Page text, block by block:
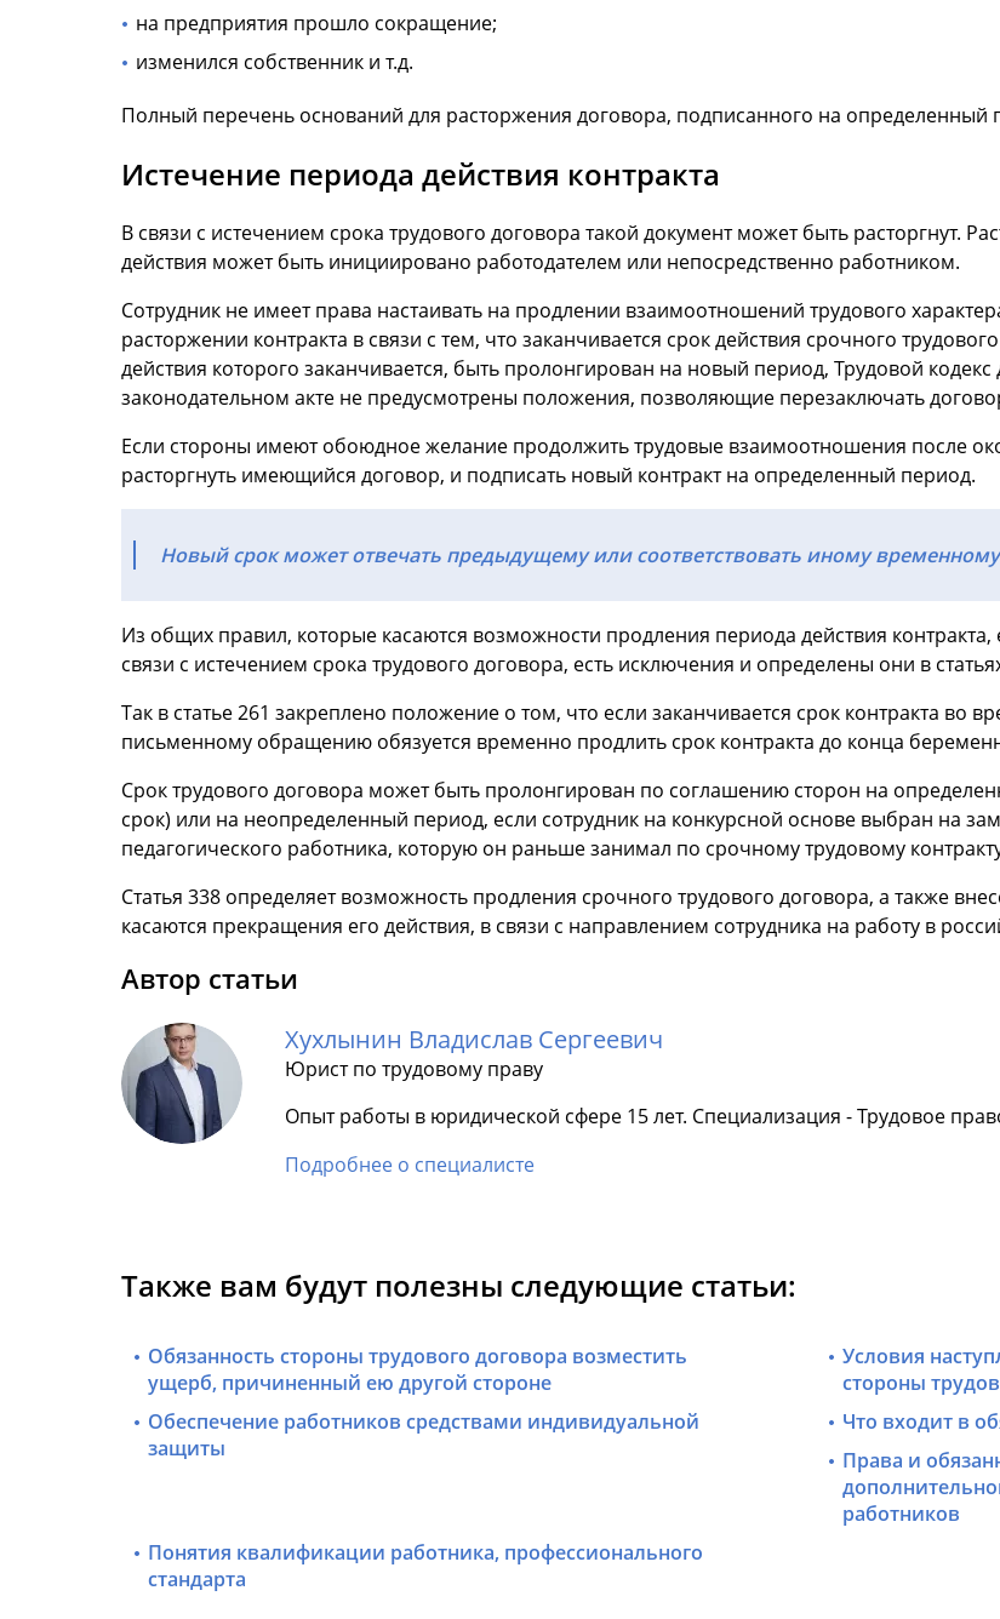
на предприятия прошло сокращение;
изменился собственник и т.д.
Полный перечень оснований для расторжения договора, подписанного на определенный
Истечение периода действия контракта
В связи с истечением срока трудового договора такой документ может быть расторгнут.
действия может быть инициировано работодателем или непосредственно работником.
Сотрудник не имеет права настаивать на продлении взаимоотношений трудового
расторжении контракта в связи с тем, что заканчивается срок действия срочного
действия которого заканчивается, быть пролонгирован на новый период, Трудовой
законодательном акте не предусмотрены положения, позволяющие перезаключать
Если стороны имеют обоюдное желание продолжить трудовые взаимоотношения после
расторгнуть имеющийся договор, и подписать новый контракт на определенный период.
Новый срок может отвечать предыдущему или соответствовать иному
Из общих правил, которые касаются возможности продления периода действия
связи с истечением срока трудового договора, есть исключения и определены они в
Так в статье 261 закреплено положение о том, что если заканчивается срок контракта во
письменному обращению обязуется временно продлить срок контракта до конца
Срок трудового договора может быть пролонгирован по соглашению сторон на
срок) или на неопределенный период, если сотрудник на конкурсной основе выбран на
педагогического работника, которую он раньше занимал по срочному трудовому
Статья 338 определяет возможность продления срочного трудового договора, а также
касаются прекращения его действия, в связи с направлением сотрудника на работу в
Автор статьи
Хухлынин Владислав Сергеевич
Юрист по трудовому праву
Опыт работы в юридической сфере 15 лет. Специализация - Трудовое
Подробнее о специалисте
Также вам будут полезны следующие статьи:
Обязанность стороны трудового договора возместить
ущерб, причиненный ею другой стороне
Условия
стороны
Обеспечение работников средствами индивидуальной
защиты
Что входит в
Права и
работников
Понятия квалификации работника, профессионального
стандарта